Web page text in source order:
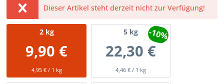
Dieser Artikel steht derzeit nicht zur Verfügung!
2kg
9,90 €
4,95 € / 1 kg
5 kg
22,30 €
4,46 € / 1 kg
-10%